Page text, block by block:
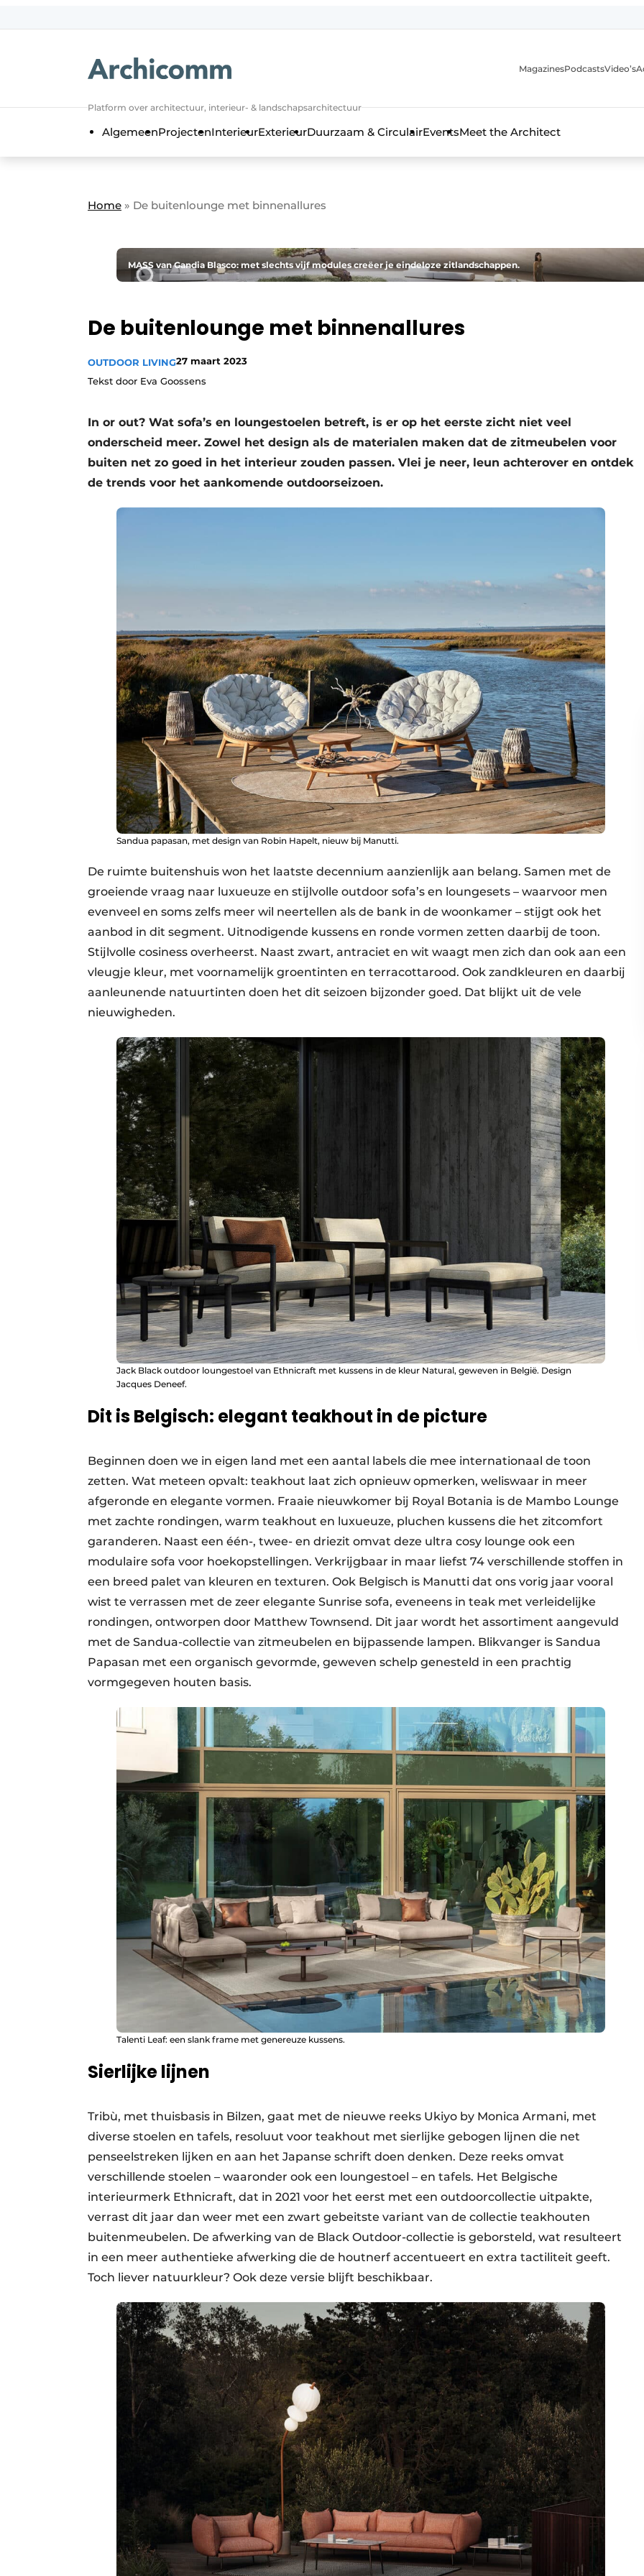
Platform over architectuur, interieur- & landschapsarchitectuur
MagazinesPodcastsVideo’s
AlgemeenProjectenInterieurExterieurDuurzaam & CirculairEventsMeet the Architect
Home » De buitenlounge met binnenallures
MASS van Gandia Blasco: met slechts vijf modules creëer je eindeloze zitlandschappen.
De buitenlounge met binnenallures
OUTDOOR LIVING27 maart 2023
Tekst door Eva Goossens
In or out? Wat sofa’s en loungestoelen betreft, is er op het eerste zicht niet veel
onderscheid meer. Zowel het design als de materialen maken dat de zitmeubelen voor
buiten net zo goed in het interieur zouden passen. Vlei je neer, leun achterover en ontdek
de trends voor het aankomende outdoorseizoen.
Sandua papasan, met design van Robin Hapelt, nieuw bij Manutti.
De ruimte buitenshuis won het laatste decennium aanzienlijk aan belang. Samen met de
groeiende vraag naar luxueuze en stijlvolle outdoor sofa’s en loungesets – waarvoor men
evenveel en soms zelfs meer wil neertellen als de bank in de woonkamer – stijgt ook het
aanbod in dit segment. Uitnodigende kussens en ronde vormen zetten daarbij de toon.
Stijlvolle cosiness overheerst. Naast zwart, antraciet en wit waagt men zich dan ook aan een
vleugje kleur, met voornamelijk groentinten en terracottarood. Ook zandkleuren en daarbij
aanleunende natuurtinten doen het dit seizoen bijzonder goed. Dat blijkt uit de vele
nieuwigheden.
Jack Black outdoor loungestoel van Ethnicraft met kussens in de kleur Natural, geweven in België. Design
Jacques Deneef.
Dit is Belgisch: elegant teakhout in de picture
Beginnen doen we in eigen land met een aantal labels die mee internationaal de toon
zetten. Wat meteen opvalt: teakhout laat zich opnieuw opmerken, weliswaar in meer
afgeronde en elegante vormen. Fraaie nieuwkomer bij Royal Botania is de Mambo Lounge
met zachte rondingen, warm teakhout en luxueuze, pluchen kussens die het zitcomfort
garanderen. Naast een één-, twee- en driezit omvat deze ultra cosy lounge ook een
modulaire sofa voor hoekopstellingen. Verkrijgbaar in maar liefst 74 verschillende stoffen in
een breed palet van kleuren en texturen. Ook Belgisch is Manutti dat ons vorig jaar vooral
wist te verrassen met de zeer elegante Sunrise sofa, eveneens in teak met verleidelijke
rondingen, ontworpen door Matthew Townsend. Dit jaar wordt het assortiment aangevuld
met de Sandua-collectie van zitmeubelen en bijpassende lampen. Blikvanger is Sandua
Papasan met een organisch gevormde, geweven schelp genesteld in een prachtig
vormgegeven houten basis.
Talenti Leaf: een slank frame met genereuze kussens.
Sierlijke lijnen
Tribù, met thuisbasis in Bilzen, gaat met de nieuwe reeks Ukiyo by Monica Armani, met
diverse stoelen en tafels, resoluut voor teakhout met sierlijke gebogen lijnen die net
penseelstreken lijken en aan het Japanse schrift doen denken. Deze reeks omvat
verschillende stoelen – waaronder ook een loungestoel – en tafels. Het Belgische
interieurmerk Ethnicraft, dat in 2021 voor het eerst met een outdoorcollectie uitpakte,
verrast dit jaar dan weer met een zwart gebeitste variant van de collectie teakhouten
buitenmeubelen. De afwerking van de Black Outdoor-collectie is geborsteld, wat resulteert
in een meer authentieke afwerking die de houtnerf accentueert en extra tactiliteit geeft.
Toch liever natuurkleur? Ook deze versie blijft beschikbaar.